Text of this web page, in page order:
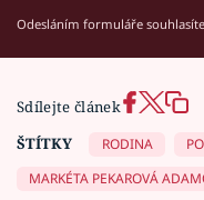
Odesláním formuláře
Sdílejte článek
ŠTÍTKY
RODINA
MARKÉTA PEKAROVÁ